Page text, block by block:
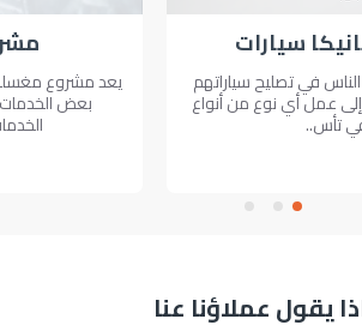
ورشة ميكانيكا سيارات
على مساعدة الناس في تصليح سياراتهم
أو عند احتياجهم إلى عمل أي نوع من أنواع
لها.عند الشروع في تأس..
يقول عملاؤنا عنا